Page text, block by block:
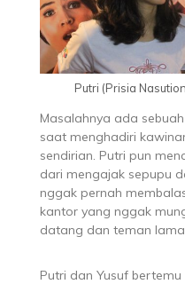
Putri (Prisia
Masalahnya ada
saat menghadiri
sendirian. Putri pun
dari mengajak sepupu
nggak pernah
kantor yang nggak
datang dan teman
Putri dan Yusuf